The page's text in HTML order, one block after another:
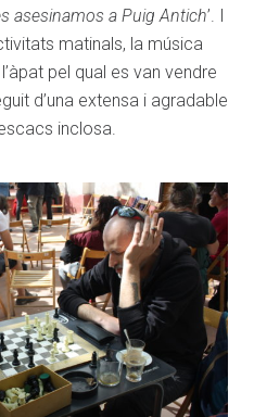
asesinamos a Puig Antich’. I
matinals, la música
pel qual es van vendre
d’una extensa i agradable
inclosa.